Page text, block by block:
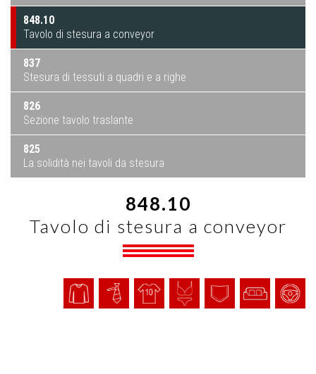
848.10
Tavolo di stesura a conveyor
837
Stesura di tessuti a quadri e a righe
826
Sezione tavolo traslante
825
La solidità nei tavoli da stesura
848.10
Tavolo di stesura a conveyor